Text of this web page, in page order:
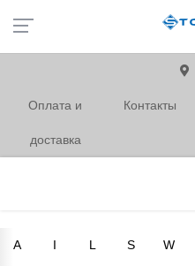
Оплата и
доставка
Контакты
A I L S W